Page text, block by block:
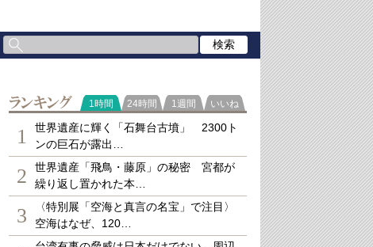
ランキング
1時間 24時間 1週間 いいね
1
世界遺産に輝く「石舞台古墳」 2300ト
ンの巨石が露出…
2
世界遺産「飛鳥・藤原」の秘密 宮都が
繰り返し置かれた本…
3
〈特別展「空海と真言の名宝」で注目〉
空海はなぜ、120…